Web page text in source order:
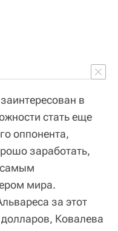
в
стать еще
оппонента,
заработать,
самым
мира.
за этот
Ковалева